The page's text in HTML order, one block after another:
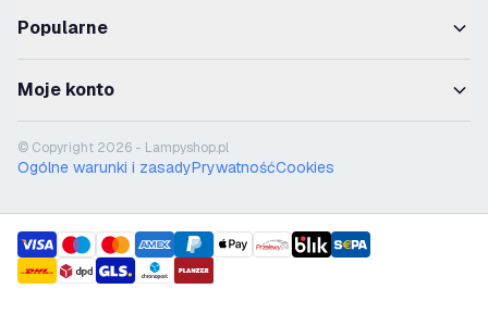
Popularne
Moje konto
© Copyright 2026 - Lampyshop.pl
Ogólne warunki i zasadyPrywatnośćCookies
payment methods
shipment methods